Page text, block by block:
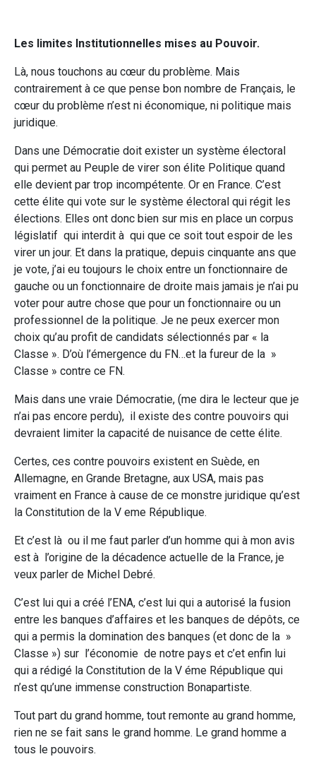
Les limites Institutionnelles mises au Pouvoir.
Là, nous touchons au cœur du problème. Mais
contrairement à ce que pense bon nombre de Français, le
cœur du problème n’est ni économique, ni politique mais
juridique.
Dans une Démocratie doit exister un système électoral
qui permet au Peuple de virer son élite Politique quand
elle devient par trop incompétente. Or en France. C’est
cette élite qui vote sur le système électoral qui régit les
élections. Elles ont donc bien sur mis en place un corpus
législatif qui interdit à qui que ce soit tout espoir de les
virer un jour. Et dans la pratique, depuis cinquante ans que
je vote, j’ai eu toujours le choix entre un fonctionnaire de
gauche ou un fonctionnaire de droite mais jamais je n’ai pu
voter pour autre chose que pour un fonctionnaire ou un
professionnel de la politique. Je ne peux exercer mon
choix qu’au profit de candidats sélectionnés par « la
Classe ». D’où l’émergence du FN…et la fureur de la »
Classe » contre ce FN.
Mais dans une vraie Démocratie, (me dira le lecteur que je
n’ai pas encore perdu), il existe des contre pouvoirs qui
devraient limiter la capacité de nuisance de cette élite.
Certes, ces contre pouvoirs existent en Suède, en
Allemagne, en Grande Bretagne, aux USA, mais pas
vraiment en France à cause de ce monstre juridique qu’est
la Constitution de la V eme République.
Et c’est là ou il me faut parler d’un homme qui à mon avis
est à l’origine de la décadence actuelle de la France, je
veux parler de Michel Debré.
C’est lui qui a créé l’ENA, c’est lui qui a autorisé la fusion
entre les banques d’affaires et les banques de dépôts, ce
qui a permis la domination des banques (et donc de la »
Classe ») sur l’économie de notre pays et c’et enfin lui
qui a rédigé la Constitution de la V éme République qui
n’est qu’une immense construction Bonapartiste.
Tout part du grand homme, tout remonte au grand homme,
rien ne se fait sans le grand homme. Le grand homme a
tous le pouvoirs.